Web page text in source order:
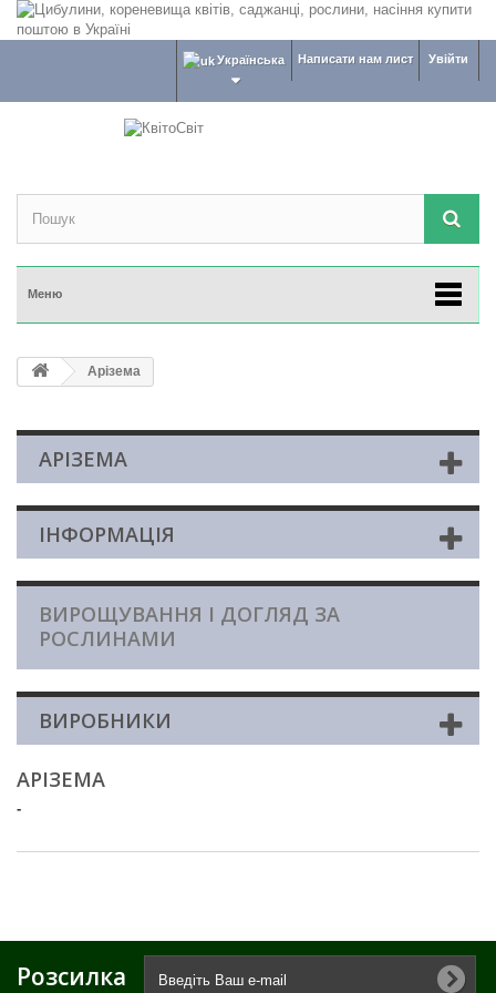
Увійти
Написати нам лист
Українська
Меню
Арізема
АРІЗЕМА
ІНФОРМАЦІЯ
ВИРОЩУВАННЯ І ДОГЛЯД ЗА
РОСЛИНАМИ
ВИРОБНИКИ
АРІЗЕМА
-
Розсилка